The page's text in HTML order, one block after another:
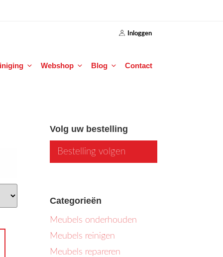
Inloggen
Webshop Blog Contact
Volg uw bestelling
Bestelling volgen
Categorieën
Meubels onderhouden
Meubels reinigen
Meubels repareren